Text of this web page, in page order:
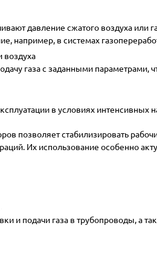
давление сжатого воздуха или
например, в системах
воздуха
газа с заданными параметрами,
в условиях
позволяет стабилизировать
Их использование особенно
и подачи газа в трубопроводы, а